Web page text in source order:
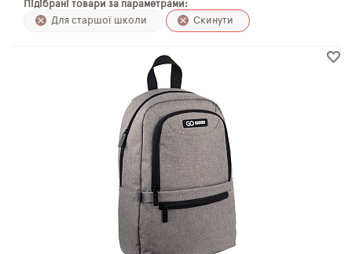
ПЛЯШКИ ДЛЯ ВОДИ
Підібрані товари за параметрами:
Для старшої школи
Скинути